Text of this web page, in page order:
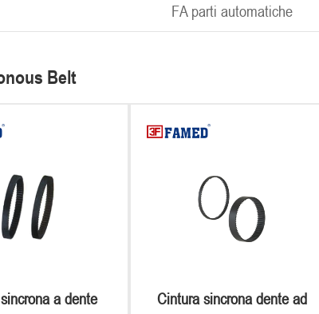
FA parti automatiche
Belt
a dente
Cintura sincrona dente ad